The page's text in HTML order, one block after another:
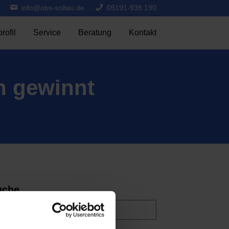
info@obs-soltau.de 05191-938 190
Service Beratung Kontakt
gewinnt